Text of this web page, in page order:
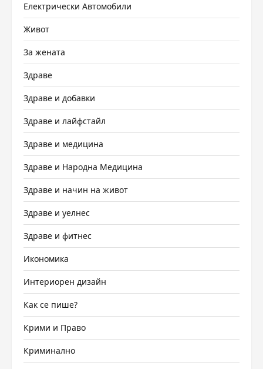
Електрически Автомобили
Живот
За жената
Здраве
Здраве и добавки
Здраве и лайфстайл
Здраве и медицина
Здраве и Народна Медицина
Здраве и начин на живот
Здраве и уелнес
Здраве и фитнес
Икономика
Интериорен дизайн
Как се пише?
Крими и Право
Криминално